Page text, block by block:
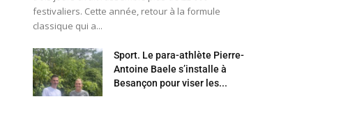
festivaliers. Cette année, retour à la formule
classique qui a...
Sport. Le para-athlète Pierre-
Antoine Baele s’installe à
Besançon pour viser les...